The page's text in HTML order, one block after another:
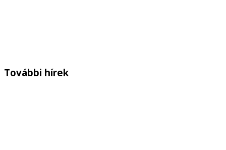
További hírek